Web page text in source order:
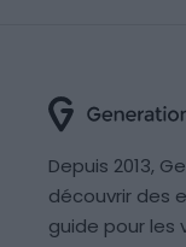
Depuis 2013,
découvrir des
guide pour les